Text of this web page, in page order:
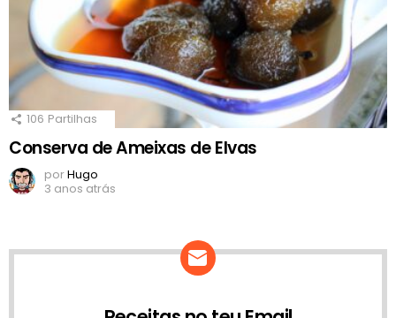
106 Partilhas
Conserva de Ameixas de Elvas
porHugo
3 anos atrás